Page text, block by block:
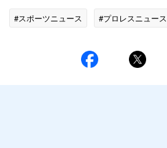
#スポーツニュース #プロレスニュース